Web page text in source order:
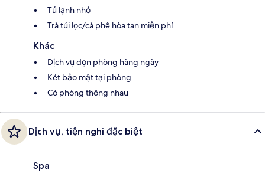
Tủ lạnh nhỏ
Trà túi lọc/cà phê hòa tan miễn phí
Khác
Dịch vụ dọn phòng hàng ngày
Két bảo mật tại phòng
Có phòng thông nhau
Dịch vụ, tiện nghi đặc biệt
Spa